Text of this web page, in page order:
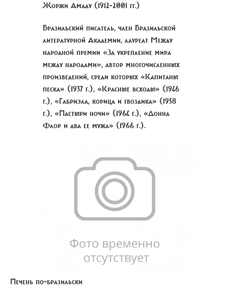
Жоржи Амаду (1912-2001 гг.)
Бразильский писатель, член Бразильской
литературной Академии, лауреат Между
народной премии «За укрепление мира
между народами», автор многочисленных
произведений, среди которых «Капитаны
песка» (1937 г.), «Красные всходы» (1946
г.), «Габриэла, корица и гвоздика» (1958
г.), «Пастыри ночи» (1964 г.), «Донна
Флор и два ее мужа» (1966 г.).
Печень по-бразильски